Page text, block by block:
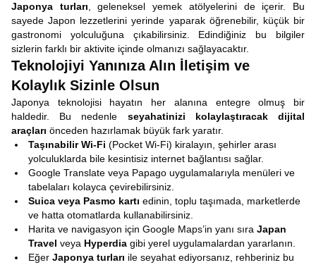
Japonya turları , geleneksel yemek atölyelerini de içerir. Bu
sayede Japon lezzetlerini yerinde yaparak öğrenebilir, küçük bir
gastronomi yolculuğuna çıkabilirsiniz. Edindiğiniz bu bilgiler
sizlerin farklı bir aktivite içinde olmanızı sağlayacaktır.
Teknolojiyi Yanınıza Alın İletişim ve
Kolaylık Sizinle Olsun
Japonya teknolojisi hayatın her alanına entegre olmuş bir
haldedir. Bu nedenle seyahatinizi kolaylaştıracak dijital
araçları önceden hazırlamak büyük fark yaratır.
Taşınabilir Wi-Fi (Pocket Wi-Fi) kiralayın, şehirler arası
yolculuklarda bile kesintisiz internet bağlantısı sağlar.
Google Translate veya Papago uygulamalarıyla menüleri ve
tabelaları kolayca çevirebilirsiniz.
Suica veya Pasmo kartı edinin, toplu taşımada, marketlerde
ve hatta otomatlarda kullanabilirsiniz.
Harita ve navigasyon için Google Maps’in yanı sıra Japan
Travel veya Hyperdia gibi yerel uygulamalardan yararlanın.
Eğer Japonya turları ile seyahat ediyorsanız, rehberiniz bu